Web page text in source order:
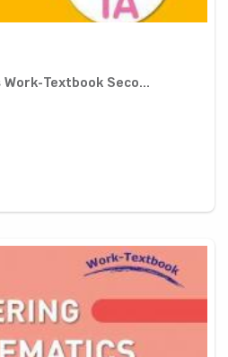
Textbook Seco...